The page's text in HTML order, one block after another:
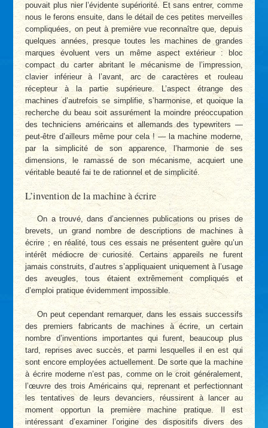
pouvait plus nier l’évidente supériorité. Et sans entrer, comme
nous le ferons ensuite, dans le détail de ces petites merveilles
compliquées, on peut à première vue reconnaître que, depuis
quelques années, presque toutes les machines de grandes
marques évoluent vers un même aspect extérieur : bloc
compact du carter abritant le mécanisme de l’impression,
clavier inférieur à l’avant, arc de caractères et rouleau
récepteur à la partie supérieure. L’aspect étrange des
machines d’autrefois se simplifie, s’harmonise, et quoique la
recherche du beau soit assurément la moindre préoccupation
des techniciens américains et allemands des typewriters —
peut-être d’ailleurs même pour cela ! — la machine moderne,
par la simplicité de son apparence, l’harmonie de ses
dimensions, le ramassé de son mécanisme, acquiert une
véritable beauté fai te de rationnel et de simplicité.
L’invention de la machine à écrire
On a trouvé, dans d’anciennes publications ou prises de
brevets, un grand nombre de descriptions de machines à
écrire ; en réalité, tous ces essais ne présentent guère qu’un
intérêt médiocre de curiosité. Certains appareils ne furent
jamais construits, d’autres s’appliquaient uniquement à l’usage
des aveugles, tous étaient extrêmement compliqués et
d’emploi pratique évidemment impossible.
On peut cependant remarquer, dans les essais successifs
des premiers fabricants de machines à écrire, un certain
nombre d’inventions importantes qui furent, beaucoup plus
tard, reprises avec succès, et parmi lesquelles il en est qui
sont encore employées actuellement. De sorte que la machine
à écrire moderne n’est pas, comme on le croit généralement,
l’œuvre des trois Américains qui, reprenant et perfectionnant
les tentatives de leurs devanciers, réussirent à lancer au
moment opportun la première machine pratique. Il est
intéressant d’examiner l’origine des dispositifs divers des